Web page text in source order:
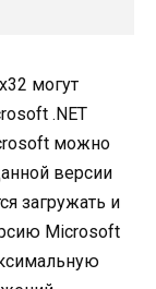
могут
.NET
можно
версии
загружать и
Microsoft